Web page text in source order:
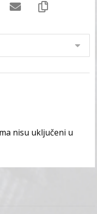
nisu uključeni u